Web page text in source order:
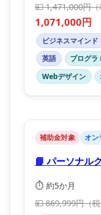
💴 1,471,000円（
1,071,000円
ビジネスマインド
英語
プログラ
Webデザイン
補助金対象 オン
📘 パーソナル
⏱️ 約5か月
💴 869,999円（